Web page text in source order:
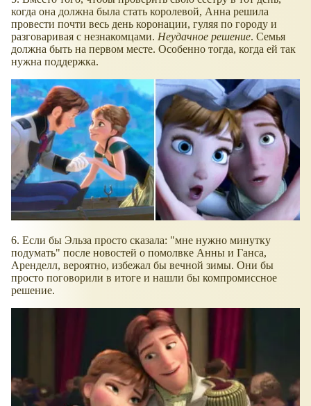
когда она должна была стать королевой, Анна решила
провести почти весь день коронации, гуляя по городу и
разговаривая с незнакомцами. Неудачное решение. Семья
должна быть на первом месте. Особенно тогда, когда ей так
нужна поддержка.
6. Если бы Эльза просто сказала: "мне нужно минутку
подумать" после новостей о помолвке Анны и Ганса,
Аренделл, вероятно, избежал бы вечной зимы. Они бы
просто поговорили в итоге и нашли бы компромиссное
решение.